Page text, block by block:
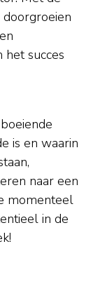
succes
is en waarin
naar een
momenteel
in de